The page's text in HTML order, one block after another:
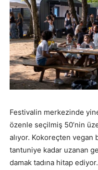
Festivalin merkezinde
özenle seçilmiş 50’nin
alıyor. Kokoreçten vegan
tantuniye kadar uzanan
damak tadına hitap